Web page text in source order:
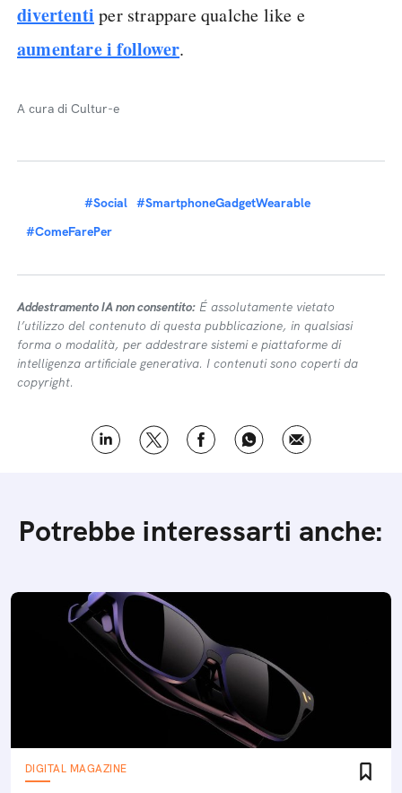
divertenti per strappare qualche like e
aumentare i follower.
A cura di Cultur-e
#Social #SmartphoneGadgetWearable
#ComeFarePer
Addestramento IA non consentito: É assolutamente vietato
l’utilizzo del contenuto di questa pubblicazione, in qualsiasi
forma o modalità, per addestrare sistemi e piattaforme di
intelligenza artificiale generativa. I contenuti sono coperti da
copyright.
Potrebbe interessarti anche:
DIGITAL MAGAZINE